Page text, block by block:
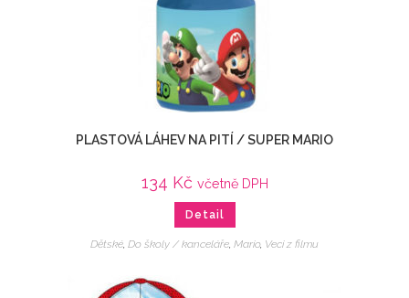
PLASTOVÁ LÁHEV NA PITÍ / SUPER MARIO
134 Kč včetně DPH
Detail
Dětské Do školy / kanceláře Mario, Veci z filmu